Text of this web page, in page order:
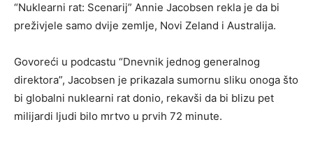
“Nuklearni rat: Scenarij” Annie Jacobsen rekla je da bi
preživjele samo dvije zemlje, Novi Zeland i Australija.
Govoreći u podcastu “Dnevnik jednog generalnog
direktora”, Jacobsen je prikazala sumornu sliku onoga što
bi globalni nuklearni rat donio, rekavši da bi blizu pet
milijardi ljudi bilo mrtvo u prvih 72 minute.